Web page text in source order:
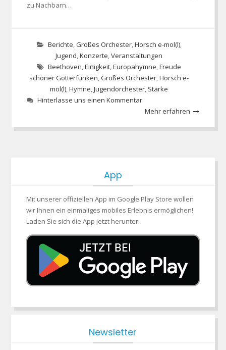
zu Nachbarn…
Berichte,Großes Orchester,Horsch e-mol(l),
Jugend,Konzerte,Veranstaltungen
Beethoven,Einigkeit,Europahymne,Freude
schöner Götterfunken,Großes Orchester,Horsch e-
mol(l),Hymne,Jugendorchester, Stärke
Hinterlasse uns einen Kommentar
Mehr erfahren
App
Mit unserer offiziellen App im Google Play Store wollen
wir Ihnen ein einmaliges mobiles Erlebnis ermöglichen!
Laden Sie sich die App jetzt herunter:
Newsletter